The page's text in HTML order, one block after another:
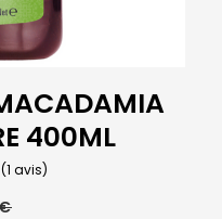
400ML
(1 avis)